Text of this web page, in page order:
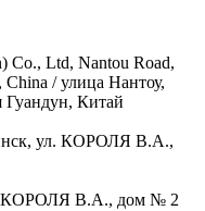
Co., Ltd, Nantou Road,
/ улица Нантоу,
Китай
ул. КОРОЛЯ В.А.,
КОРОЛЯ В.А., дом № 2